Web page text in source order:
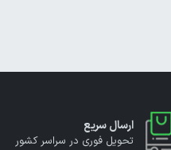
ارسال سریع
تحویل فوری در سراسر کشور